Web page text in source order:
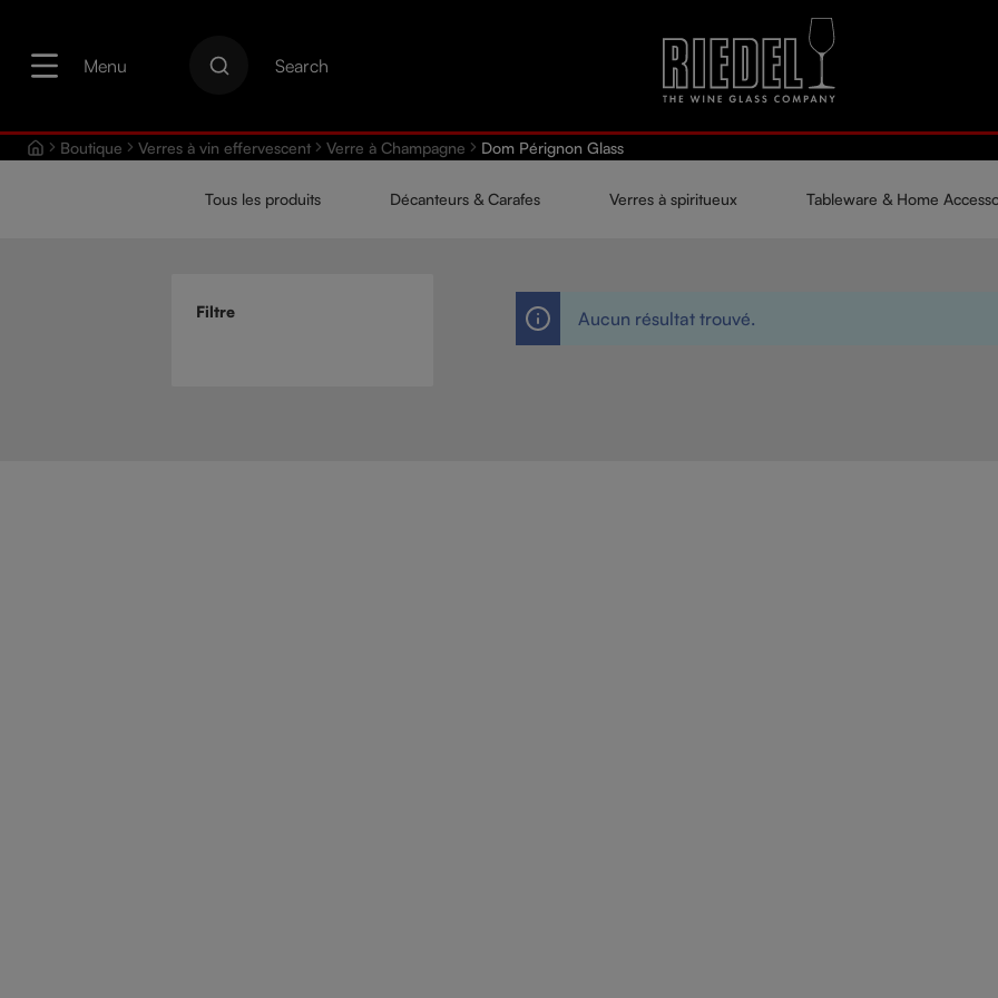
Menu
Search
Boutique Verres à vin effervescent Verre à Champagne Dom Pérignon Glass
Tous les produits Décanteurs & Carafes Verres à spiritueux Tableware & Home
Filtre Aucun résultat trouvé.